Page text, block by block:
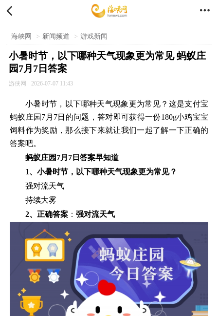
 
海峡网 > 新闻频道 > 游戏新闻
小暑时节，以下哪种天气现象更为常见 蚂蚁庄
园7月7日答案
游侠网 2026-07-07 11:43
小暑时节，以下哪种天气现象更为常见？这是支付宝
蚂蚁庄园7月7日的问题，答对即可获得一份180g小鸡宝宝
饲料作为奖励，那么接下来就让我们一起了解一下正确的
答案吧。
蚂蚁庄园7月7日答案早知道
1、小暑时节，以下哪种天气现象更为常见？
强对流天气
持续大雾
2、正确答案 ： 强对流天气